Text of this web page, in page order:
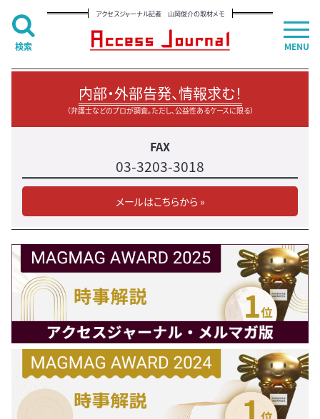
アクセスジャーナル記者 山岡俊介の取材メモ
内部・外部告発、情報求む！
（弁護士などのプロが調査。ただし、公益性あるケースに限る）
FAX
03-3203-3018
メールはこちらから »
MENU
検索